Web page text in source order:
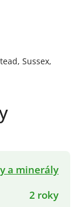
Sussex,
a minerály
2 roky